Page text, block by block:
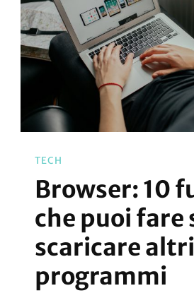
TECH
Browser: 10
che puoi fare
scaricare altri
programmi